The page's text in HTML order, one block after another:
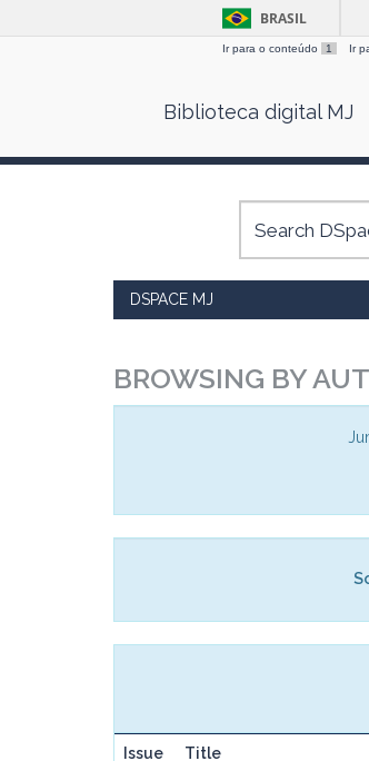
BRASIL
Ir para o conteúdo 1 Ir
Biblioteca digital MJ
DSPACE MJ
BROWSING BY
Issue
Title